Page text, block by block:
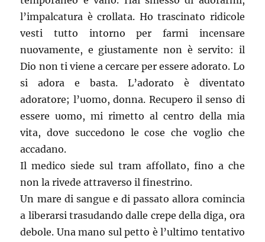
l’impalcatura è crollata. Ho trascinato ridicole
vesti tutto intorno per farmi incensare
nuovamente, e giustamente non è servito: il
Dio non ti viene a cercare per essere adorato. Lo
si adora e basta. L’adorato è diventato
adoratore; l’uomo, donna. Recupero il senso di
essere uomo, mi rimetto al centro della mia
vita, dove succedono le cose che voglio che
accadano.
Il medico siede sul tram affollato, fino a che
non la rivede attraverso il finestrino.
Un mare di sangue e di passato allora comincia
a liberarsi trasudando dalle crepe della diga, ora
debole. Una mano sul petto è l’ultimo tentativo